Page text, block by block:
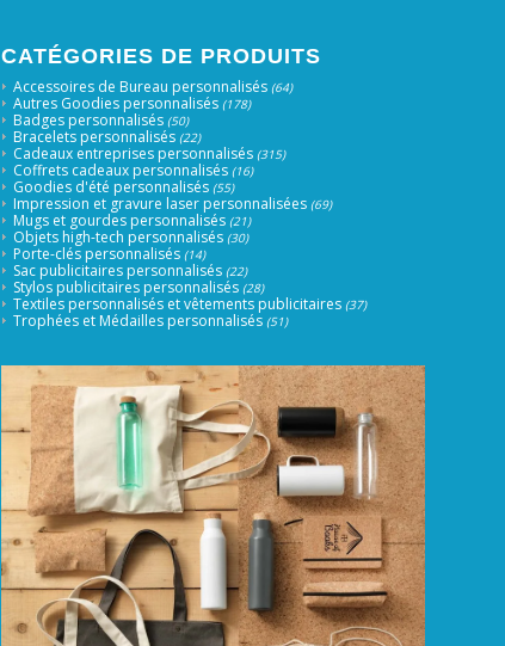
CATÉGORIES DE PRODUITS
Accessoires de Bureau personnalisés (64)
Autres Goodies personnalisés (178)
Badges personnalisés (50)
Bracelets personnalisés (22)
Cadeaux entreprises personnalisés (315)
Coffrets cadeaux personnalisés (16)
Goodies d'été personnalisés (55)
Impression et gravure laser personnalisées (69)
Mugs et gourdes personnalisés (21)
Objets high-tech personnalisés (30)
Porte-clés personnalisés (14)
Sac publicitaires personnalisés (22)
Stylos publicitaires personnalisés (28)
Textiles personnalisés et vêtements publicitaires (37)
Trophées et Médailles personnalisés (51)